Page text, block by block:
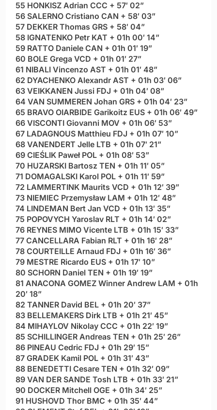
55 HONKISZ Adrian CCC + 57′ 02”
56 SALERNO Cristiano CAN + 58′ 03”
57 DEKKER Thomas GRS + 58′ 04”
58 IGNATENKO Petr KAT + 01h 00′ 14”
59 RATTO Daniele CAN + 01h 01′ 19”
60 BOLE Grega VCD + 01h 01′ 27”
61 NIBALI Vincenzo AST + 01h 01′ 48”
62 DYACHENKO Alexandr AST + 01h 03′ 06”
63 VEIKKANEN Jussi FDJ + 01h 04′ 08”
64 VAN SUMMEREN Johan GRS + 01h 04′ 23”
65 BRAVO OIARBIDE Garikoitz EUS + 01h 06′ 49”
66 VISCONTI Giovanni MOV + 01h 06′ 53”
67 LADAGNOUS Matthieu FDJ + 01h 07′ 10”
68 VANENDERT Jelle LTB + 01h 07′ 21”
69 CIEŚLIK Paweł POL + 01h 08′ 53”
70 HUZARSKI Bartosz TEN + 01h 11′ 05”
71 DOMAGALSKI Karol POL + 01h 11′ 59”
72 LAMMERTINK Maurits VCD + 01h 12′ 39”
73 NIEMIEC Przemysław LAM + 01h 12′ 48”
74 LINDEMAN Bert Jan VCD + 01h 13′ 35”
75 POPOVYCH Yaroslav RLT + 01h 14′ 02”
76 REYNES MIMO Vicente LTB + 01h 15′ 33”
77 CANCELLARA Fabian RLT + 01h 16′ 28”
78 COURTEILLE Arnaud FDJ + 01h 16′ 36”
79 MESTRE Ricardo EUS + 01h 17′ 10”
80 SCHORN Daniel TEN + 01h 19′ 19”
81 ANACONA GOMEZ Winner Andrew LAM + 01h
20′ 18”
82 TANNER David BEL + 01h 20′ 37”
83 BELLEMAKERS Dirk LTB + 01h 21′ 45”
84 MIHAYLOV Nikolay CCC + 01h 22′ 19”
85 SCHILLINGER Andreas TEN + 01h 25′ 26”
86 PINEAU Cedric FDJ + 01h 29′ 15”
87 GRADEK Kamil POL + 01h 31′ 43”
88 BENEDETTI Cesare TEN + 01h 32′ 09”
89 VAN DER SANDE Tosh LTB + 01h 33′ 21”
90 DOCKER Mitchell OGE + 01h 34′ 25”
91 HUSHOVD Thor BMC + 01h 35′ 44”